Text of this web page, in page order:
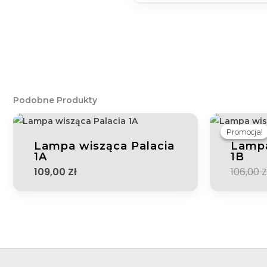
Podobne Produkty
Lampa wisząca Palacia
1A
109,00 Zł
Promocja!
Promocja!
1B
106,00